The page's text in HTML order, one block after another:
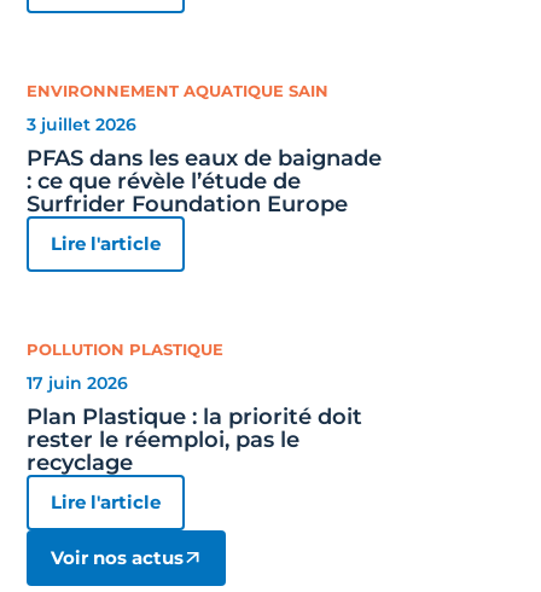
ENVIRONNEMENT AQUATIQUE SAIN
3 juillet 2026
PFAS dans les eaux de baignade
: ce que révèle l’étude de
Surfrider Foundation Europe
Lire l'article
POLLUTION PLASTIQUE
17 juin 2026
Plan Plastique : la priorité doit
rester le réemploi, pas le
recyclage
Lire l'article
Voir nos actus